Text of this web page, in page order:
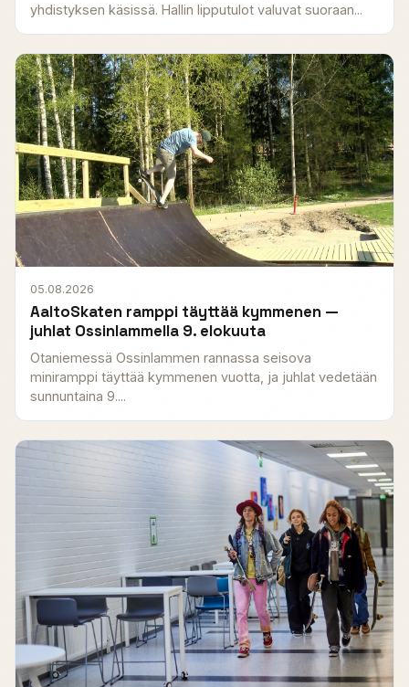
yhdistyksen käsissä. Hallin lipputulot valuvat suoraan...
05.08.2026
AaltoSkaten ramppi täyttää kymmenen —
juhlat Ossinlammella 9. elokuuta
Otaniemessä Ossinlammen rannassa seisova
miniramppi täyttää kymmenen vuotta, ja juhlat vedetään
sunnuntaina 9....